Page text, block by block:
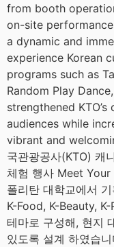
from booth
on-site
a dynamic and
experience Korean
programs such as
Random Play
strengthened
audiences while
vibrant and
국관광공사(KTO) 캐
체험 행사 Meet
폴리탄 대학교에서
K-Food, K-Beauty,
테마로 구성해, 현지
있도록 설계 하였습